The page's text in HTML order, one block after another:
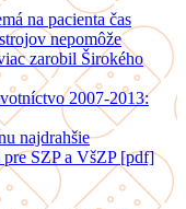
na pacienta čas
nepomôže
zarobil Širokého
2007-2013:
najdrahšie
pre SZP a VšZP [pdf]